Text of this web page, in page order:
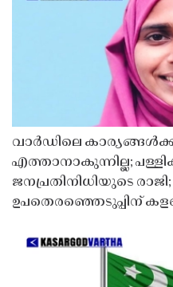
വാർഡിലെ
എത്താനാകുന്നില്ല;
ജനപ്രതിനിധിയുടെ
ഉപതെരഞ്ഞെടുപ്പിന്